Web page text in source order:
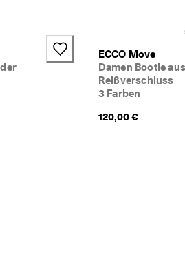
ECCO Move
Damen Bootie
Reißverschluss
3 Farben
120,00 €